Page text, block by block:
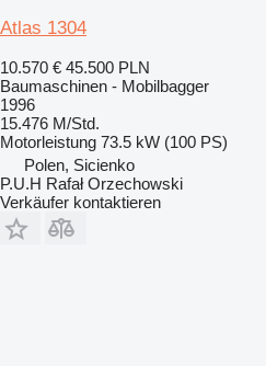
Atlas 1304
10.570 € 45.500 PLN
Baumaschinen - Mobilbagger
1996
15.476 M/Std.
Motorleistung 73.5 kW (100 PS)
Polen, Sicienko
P.U.H Rafał Orzechowski
Verkäufer kontaktieren